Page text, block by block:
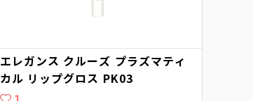
エレガンス クルーズ プラズマティ
カル リップグロス PK03